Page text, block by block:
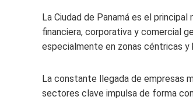
La Ciudad de Panamá es el
financiera, corporativa y comercial
especialmente en zonas céntricas y
La constante llegada de empresas
sectores clave impulsa de forma